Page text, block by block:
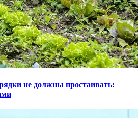
не должны простаивать: